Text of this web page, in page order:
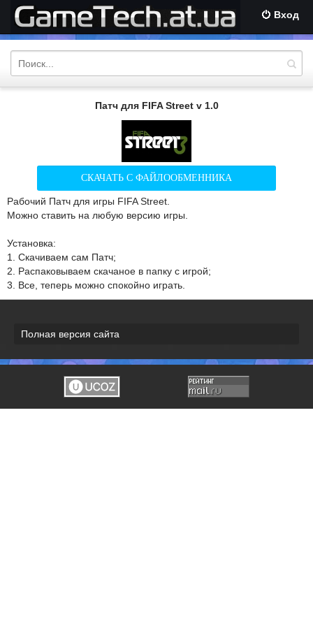
Вход
Патч для FIFA Street v 1.0
СКАЧАТЬ С ФАЙЛООБМЕННИКА
Рабочий Патч для игры FIFA Street.
Можно ставить на любую версию игры.
Установка:
1. Скачиваем сам Патч;
2. Распаковываем скачаное в папку с игрой;
3. Все, теперь можно спокойно играть.
Полная версия сайта